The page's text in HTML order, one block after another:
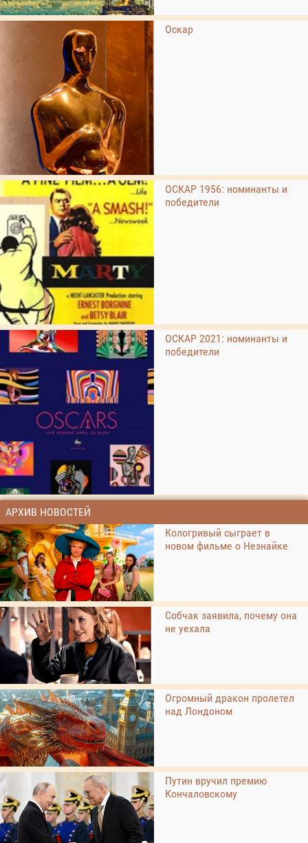
Оскар
ОСКАР 1956: номинанты и
победители
ОСКАР 2021: номинанты и
победители
АРХИВ НОВОСТЕЙ
Кологривый сыграет в
новом фильме о Незнайке
Собчак заявила, почему она
не уехала
Огромный дракон пролетел
над Лондоном
Путин вручил премию
Кончаловскому